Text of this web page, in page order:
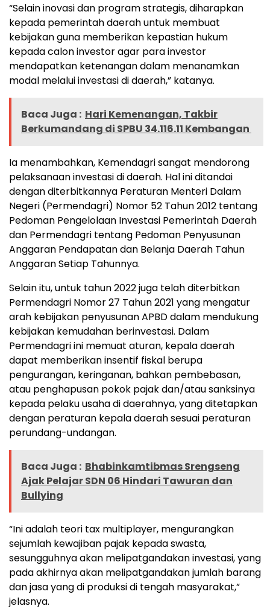
“Selain inovasi dan program strategis, diharapkan
kepada pemerintah daerah untuk membuat
kebijakan guna memberikan kepastian hukum
kepada calon investor agar para investor
mendapatkan ketenangan dalam menanamkan
modal melalui investasi di daerah,” katanya.
Baca Juga : Hari Kemenangan, Takbir
Berkumandang di SPBU 34.116.11 Kembangan
Ia menambahkan, Kemendagri sangat mendorong
pelaksanaan investasi di daerah. Hal ini ditandai
dengan diterbitkannya Peraturan Menteri Dalam
Negeri (Permendagri) Nomor 52 Tahun 2012 tentang
Pedoman Pengelolaan Investasi Pemerintah Daerah
dan Permendagri tentang Pedoman Penyusunan
Anggaran Pendapatan dan Belanja Daerah Tahun
Anggaran Setiap Tahunnya.
Selain itu, untuk tahun 2022 juga telah diterbitkan
Permendagri Nomor 27 Tahun 2021 yang mengatur
arah kebijakan penyusunan APBD dalam mendukung
kebijakan kemudahan berinvestasi. Dalam
Permendagri ini memuat aturan, kepala daerah
dapat memberikan insentif fiskal berupa
pengurangan, keringanan, bahkan pembebasan,
atau penghapusan pokok pajak dan/atau sanksinya
kepada pelaku usaha di daerahnya, yang ditetapkan
dengan peraturan kepala daerah sesuai peraturan
perundang-undangan.
Baca Juga : Bhabinkamtibmas Srengseng
Ajak Pelajar SDN 06 Hindari Tawuran dan
Bullying
“Ini adalah teori tax multiplayer, mengurangkan
sejumlah kewajiban pajak kepada swasta,
sesungguhnya akan melipatgandakan investasi, yang
pada akhirnya akan melipatgandakan jumlah barang
dan jasa yang di produksi di tengah masyarakat,”
jelasnya.